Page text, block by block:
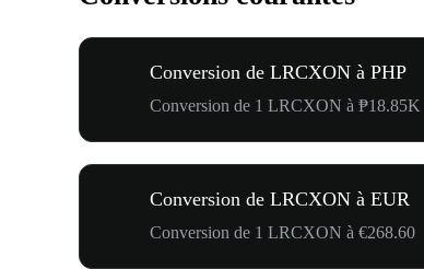
Conversion de LRCXON à PHP
Conversion de 1 LRCXON à ₱18.85K
Conversion de LRCXON à EUR
Conversion de 1 LRCXON à €268.60